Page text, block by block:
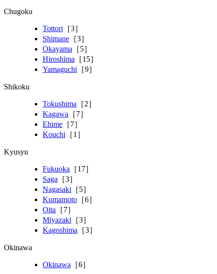
Chugoku
Tottori ［3］
Shimane ［3］
Okayama ［5］
Hiroshima ［15］
Yamaguchi ［9］
Shikoku
Tokushima ［2］
Kagawa ［7］
Ehime ［7］
Kouchi ［1］
Kyusyu
Fukuoka ［17］
Saga ［3］
Nagasaki ［5］
Kumamoto ［6］
Oita ［7］
Miyazaki ［3］
Kagoshima ［3］
Okinawa
Okinawa ［6］